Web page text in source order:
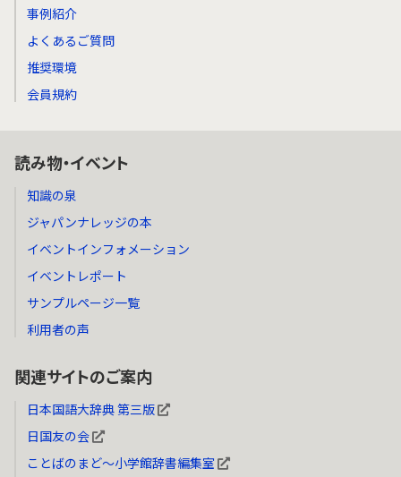
事例紹介
よくあるご質問
推奨環境
会員規約
読み物・イベント
知識の泉
ジャパンナレッジの本
イベントインフォメーション
イベントレポート
サンプルページ一覧
利用者の声
関連サイトのご案内
日本国語大辞典 第三版
日国友の会
ことばのまど～小学館辞書編集室